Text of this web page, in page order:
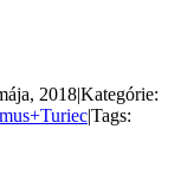
2018|Kategórie:
|Tags: